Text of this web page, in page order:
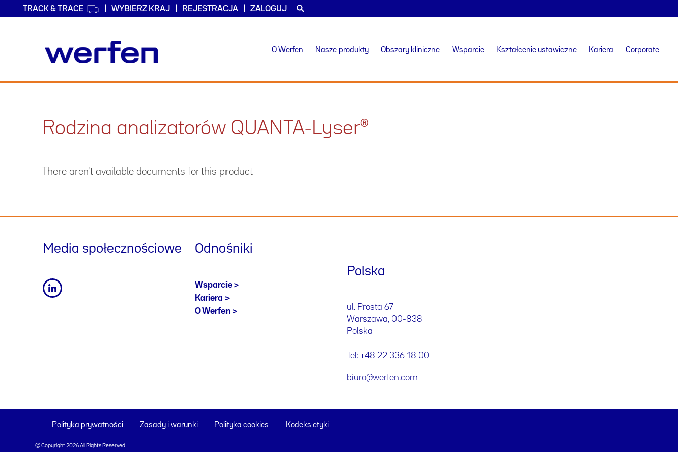
TRACK & TRACE WYBIERZ KRAJ REJESTRACJA ZALOGUJ
O Werfen Nasze produkty Obszary kliniczne Wsparcie Kształcenie ustawiczne Kariera Corporate
Rodzina analizatorów QUANTA-Lyser®
There aren't available documents for this product
Media społecznościowe Odnośniki
Wsparcie
Kariera
O Werfen
Polska
ul. Prosta 67
Warszawa, 00-838
Polska
Tel: +48 22 336 18 00
biuro@werfen.com
Polityka prywatności Zasady i warunki Polityka cookies Kodeks etyki
© Copyright 2026 All Rights Reserved